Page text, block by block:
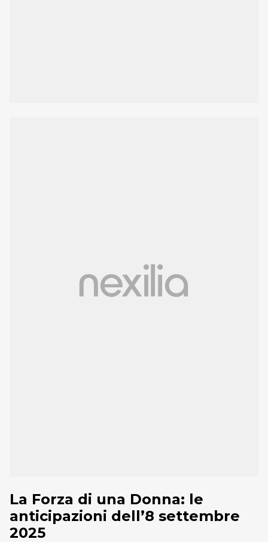
La Forza di una Donna: le
anticipazioni dell’8 settembre
2025